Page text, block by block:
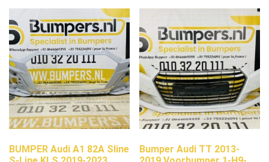
BUMPER Audi A1 82A Sline
Bumper Audi TT 2013-